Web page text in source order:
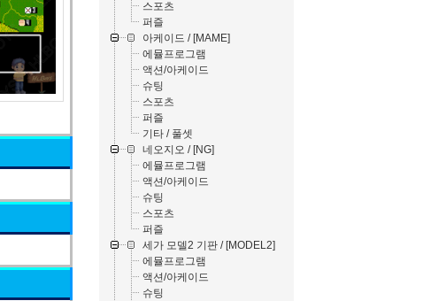
스포츠
퍼즐
아케이드 / [MAME]
에뮬프로그램
액션/아케이드
슈팅
스포츠
퍼즐
기타 / 풀셋
네오지오 / [NG]
에뮬프로그램
액션/아케이드
슈팅
스포츠
퍼즐
세가 모델2 기판 / [MODEL2]
에뮬프로그램
액션/아케이드
슈팅